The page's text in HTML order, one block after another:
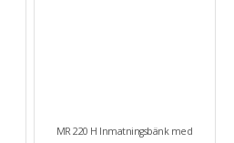
MR 220 H Inmatningsbänk med